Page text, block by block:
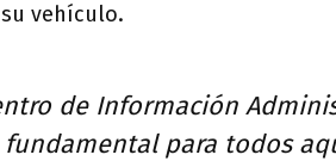
vehículo.
de Información
fundamental para todos